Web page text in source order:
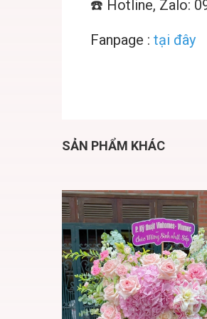
☎️ Hotline, Zalo:
Fanpage : tại đây
SẢN PHẨM KHÁC